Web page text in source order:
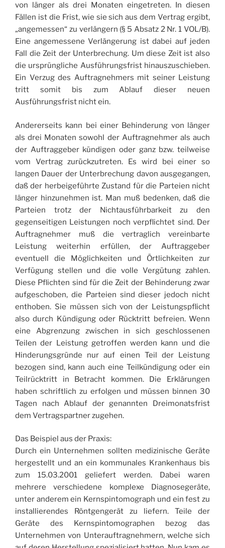
von länger als drei Monaten eingetreten. In diesen
Fällen ist die Frist, wie sie sich aus dem Vertrag ergibt,
„angemessen“ zu verlängern (§ 5 Absatz 2 Nr. 1 VOL/B).
Eine angemessene Verlängerung ist dabei auf jeden
Fall die Zeit der Unterbrechung. Um diese Zeit ist also
die ursprüngliche Ausführungsfrist hinauszuschieben.
Ein Verzug des Auftragnehmers mit seiner Leistung
tritt somit bis zum Ablauf dieser neuen
Ausführungsfrist nicht ein.
Andererseits kann bei einer Behinderung von länger
als drei Monaten sowohl der Auftragnehmer als auch
der Auftraggeber kündigen oder ganz bzw. teilweise
vom Vertrag zurückzutreten. Es wird bei einer so
langen Dauer der Unterbrechung davon ausgegangen,
daß der herbeigeführte Zustand für die Parteien nicht
länger hinzunehmen ist. Man muß bedenken, daß die
Parteien trotz der Nichtausführbarkeit zu den
gegenseitigen Leistungen noch verpflichtet sind. Der
Auftragnehmer muß die vertraglich vereinbarte
Leistung weiterhin erfüllen, der Auftraggeber
eventuell die Möglichkeiten und Örtlichkeiten zur
Verfügung stellen und die volle Vergütung zahlen.
Diese Pflichten sind für die Zeit der Behinderung zwar
aufgeschoben, die Parteien sind dieser jedoch nicht
enthoben. Sie müssen sich von der Leistungspflicht
also durch Kündigung oder Rücktritt befreien. Wenn
eine Abgrenzung zwischen in sich geschlossenen
Teilen der Leistung getroffen werden kann und die
Hinderungsgründe nur auf einen Teil der Leistung
bezogen sind, kann auch eine Teilkündigung oder ein
Teilrücktritt in Betracht kommen. Die Erklärungen
haben schriftlich zu erfolgen und müssen binnen 30
Tagen nach Ablauf der genannten Dreimonatsfrist
dem Vertragspartner zugehen.
Das Beispiel aus der Praxis:
Durch ein Unternehmen sollten medizinische Geräte
hergestellt und an ein kommunales Krankenhaus bis
zum 15.03.2001 geliefert werden. Dabei waren
mehrere verschiedene komplexe Diagnosegeräte,
unter anderem ein Kernspintomograph und ein fest zu
installierendes Röntgengerät zu liefern. Teile der
Geräte des Kernspintomographen bezog das
Unternehmen von Unterauftragnehmern, welche sich